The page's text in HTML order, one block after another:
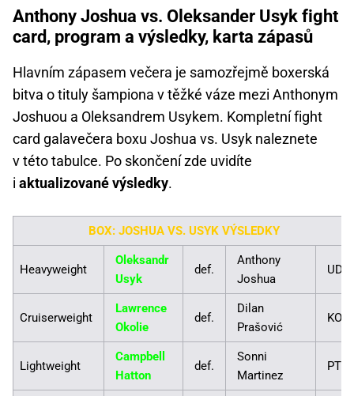
Anthony Joshua vs. Oleksander Usyk fight
card, program a výsledky, karta zápasů
Hlavním zápasem večera je samozřejmě boxerská
bitva o tituly šampiona v těžké váze mezi Anthonym
Joshuou a Oleksandrem Usykem. Kompletní fight
card galavečera boxu Joshua vs. Usyk naleznete
v této tabulce. Po skončení zde uvidíte
i aktualizované výsledky.
BOX: JOSHUA VS. USYK VÝSLEDKY
Heavyweight
Oleksandr
Usyk
def.
Anthony
Joshua
UD
Cruiserweight
Lawrence
Okolie
def.
Dilan
Prašović
KO
Lightweight
Campbell
Hatton
def.
Sonni
Martinez
PTS